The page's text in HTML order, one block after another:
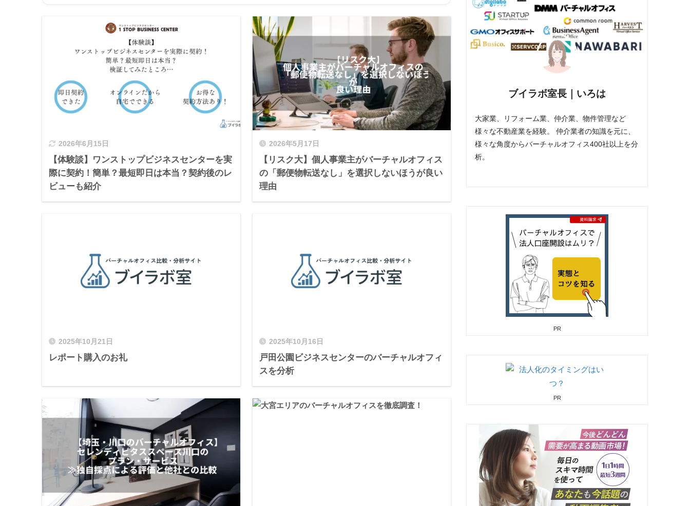
2026年6月15日
【体験談】ワンストップビジネスセンターを実
際に契約！簡単？最短即日は本当？契約後のレ
ビューも紹介
2026年5月17日
【リスク大】個人事業主がバーチャルオフィス
の「郵便物転送なし」を選択しないほうが良い
理由
2025年10月21日
レポート購入のお礼
2025年10月16日
戸田公園ビジネスセンターのバーチャルオフィ
スを分析
ブイラボ室長｜いろは
大家業、リフォーム業、仲介業、物件管理など
様々な不動産業を経験。 仲介業者の知識を元に、
様々な角度からバーチャルオフィス400社以上を分
析。
PR
PR